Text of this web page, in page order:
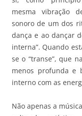
mesma vibração
sonoro de um dos
dança e ao dançar
interna”. Quando
se o “transe”, que
menos profunda e
interno com as
Não apenas a